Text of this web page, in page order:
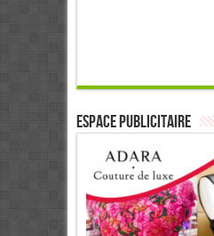
ESPACE PUBLICITAIRE